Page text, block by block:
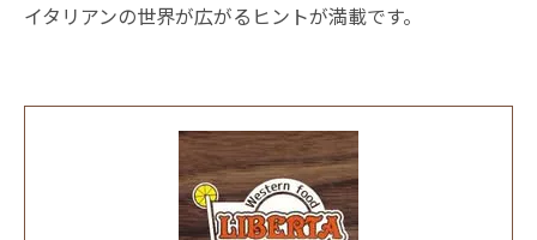
イタリアンの世界が広がるヒントが満載です。